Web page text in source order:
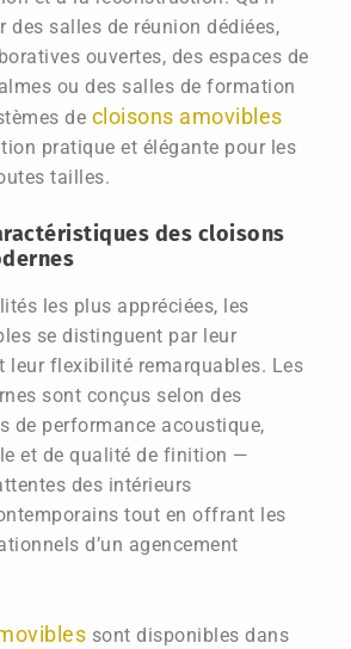
des salles de réunion dédiées,
ouvertes, des espaces de
ou des salles de formation
de cloisons amovibles
pratique et élégante pour les
tailles.
des cloisons
les plus appréciées, les
se distinguent par leur
leur flexibilité remarquables. Les
sont conçus selon des
de performance acoustique,
et de qualité de finition —
des intérieurs
tout en offrant les
d’un agencement
sont disponibles dans